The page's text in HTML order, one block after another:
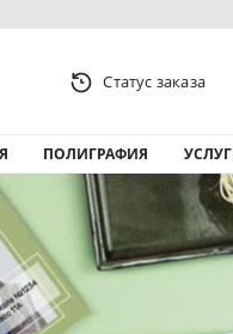
Статус заказа
ПОЛИГРАФИЯ